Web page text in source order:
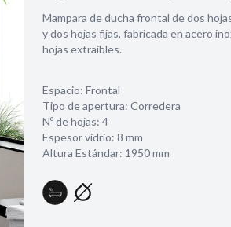
Mampara de ducha frontal de dos
y dos hojas fijas, fabricada en acero
hojas extraibles.
Espacio: Frontal
Tipo de apertura: Corredera
Nº de hojas: 4
Espesor vidrio: 8 mm
Altura Estándar: 1950 mm